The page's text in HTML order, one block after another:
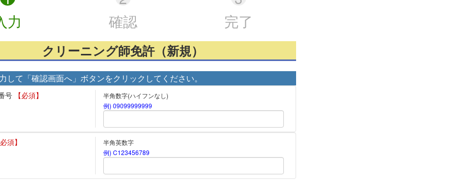
力 確認 完了
クリーニング師免許（新規）
して「確認画面へ」ボタンをクリックしてください。
号 【必須】
半角数字(ハイフンなし)
例) 09099999999
必須】
半角英数字
例) C123456789